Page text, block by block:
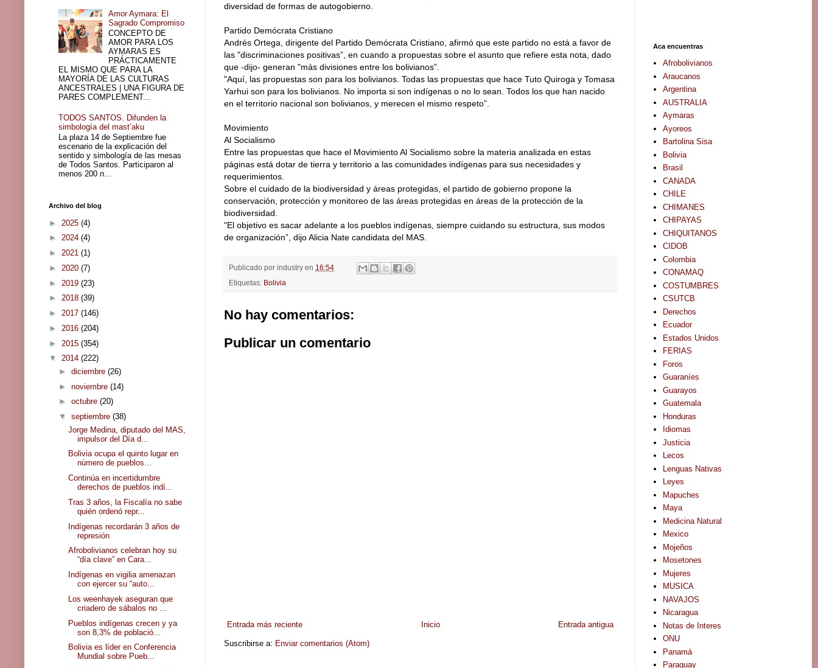
diversidad de formas de autogobierno.
Partido Demócrata Cristiano
Andrés Ortega, dirigente del Partido Demócrata Cristiano, afirmó que este partido no está a favor de
las "discriminaciones positivas”, en cuando a propuestas sobre el asunto que refiere esta nota, dado
que -dijo- generan "más divisiones entre los bolivianos”.
"Aquí, las propuestas son para los bolivianos. Todas las propuestas que hace Tuto Quiroga y Tomasa
Yarhui son para los bolivianos. No importa si son indígenas o no lo sean. Todos los que han nacido
en el territorio nacional son bolivianos, y merecen el mismo respeto”.
Movimiento
Al Socialismo
Entre las propuestas que hace el Movimiento Al Socialismo sobre la materia analizada en estas
páginas está dotar de tierra y territorio a las comunidades indígenas para sus necesidades y
requerimientos.
Sobre el cuidado de la biodiversidad y áreas protegidas, el partido de gobierno propone la
conservación, protección y monitoreo de las áreas protegidas en áreas de la protección de la
biodiversidad.
"El objetivo es sacar adelante a los pueblos indígenas, siempre cuidando su estructura, sus modos
de organización”, dijo Alicia Nate candidata del MAS.
Publicado por industry en 16:54
Etiquetas: Bolivia
No hay comentarios:
Publicar un comentario
Entrada más reciente Entrada antigua
Inicio
Suscribirse a: Enviar comentarios (Atom)
Amor Aymara: El
Sagrado Compromiso
CONCEPTO DE
AMOR PARA LOS
AYMARAS ES
PRÁCTICAMENTE
EL MISMO QUE PARA LA
MAYORÍA DE LAS CULTURAS
ANCESTRALES | UNA FIGURA DE
PARES COMPLEMENT...
TODOS SANTOS. Difunden la
simbología del mast’aku
La plaza 14 de Septiembre fue
escenario de la explicación del
sentido y simbología de las mesas
de Todos Santos. Participaron al
menos 200 n...
Archivo del blog
► 2025 (4)
► 2024 (4)
► 2021 (1)
► 2020 (7)
► 2019 (23)
► 2018 (39)
► 2017 (146)
► 2016 (204)
► 2015 (354)
▼ 2014 (222)
► diciembre (26)
► noviembre (14)
► octubre (20)
▼ septiembre (38)
Jorge Medina, diputado del MAS,
impulsor del Día d...
Bolivia ocupa el quinto lugar en
número de pueblos...
Continúa en incertidumbre
derechos de pueblos indí...
Tras 3 años, la Fiscalía no sabe
quién ordenó repr...
Indígenas recordarán 3 años de
represión
Afrobolivianos celebran hoy su
“día clave” en Cara...
Indígenas en vigilia amenazan
con ejercer su “auto...
Los weenhayek aseguran que
criadero de sábalos no ...
Pueblos indígenas crecen y ya
son 8,3% de població...
Bolivia es líder en Conferencia
Mundial sobre Pueb...
Aca encuentras
Afrobolivianos
Araucanos
Argentina
AUSTRALIA
Aymaras
Ayoreos
Bartolina Sisa
Bolivia
Brasil
CANADA
CHILE
CHIMANES
CHIPAYAS
CHIQUITANOS
CIDOB
Colombia
CONAMAQ
COSTUMBRES
CSUTCB
Derechos
Ecuador
Estados Unidos
FERIAS
Foros
Guaraníes
Guarayos
Guatemala
Honduras
Idiomas
Justicia
Lecos
Lenguas Nativas
Leyes
Mapuches
Maya
Medicina Natural
Mexico
Mojeños
Mosetones
Mujeres
MUSICA
NAVAJOS
Nicaragua
Notas de Interes
ONU
Panamá
Paraguay